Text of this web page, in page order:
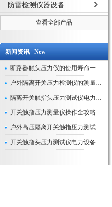
防雷检测仪器设备
查看全部产品
新闻资讯 New
断路器触头压力仪的使用寿命一般是多久？
户外隔离开关压力检测仪的测量数据如何与GIS系统对接实现智能化运维？
隔离开关触指头压力测试仪电力系统安全运行的“定海神针”
开关触指压力测量仪操作全攻略：从准备到精准测量的实战指南
户外高压隔离开关触指压力测试仪的作用与价值
开关触指头压力测试仪电力设备安全的“隐形守护者”